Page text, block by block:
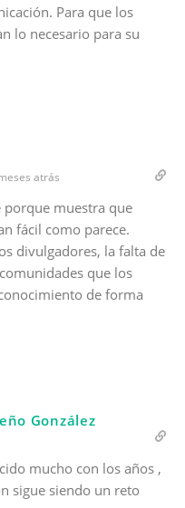
Para que los
lo necesario para su
atrás
porque muestra que
fácil como parece.
divulgadores, la falta de
que los
de forma
González
mucho con los años ,
sigue siendo un reto